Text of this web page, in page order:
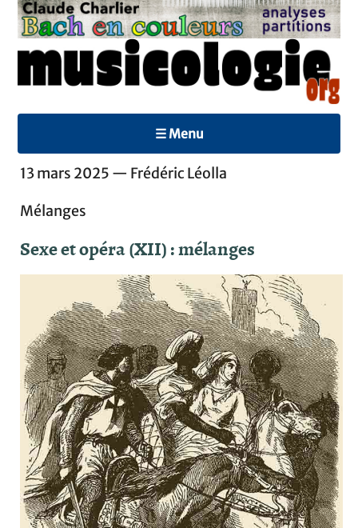
☰ Menu
13 mars 2025 — Frédéric Léolla
Mélanges
Sexe et opéra (XII) : mélanges